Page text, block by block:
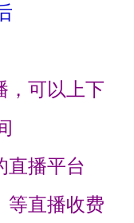
，可以上下
直播平台
等直播收费